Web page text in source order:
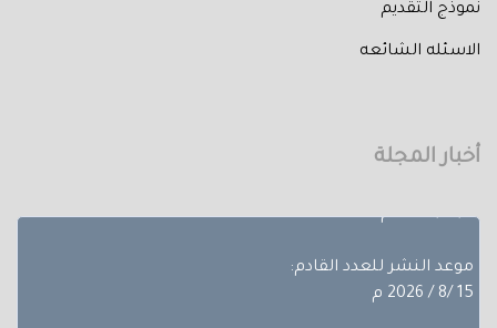
نموذج التقديم
الاسئله الشائعه
أخبار المجلة
موعد النشر للعدد القادم:
15 /8 / 2026 م